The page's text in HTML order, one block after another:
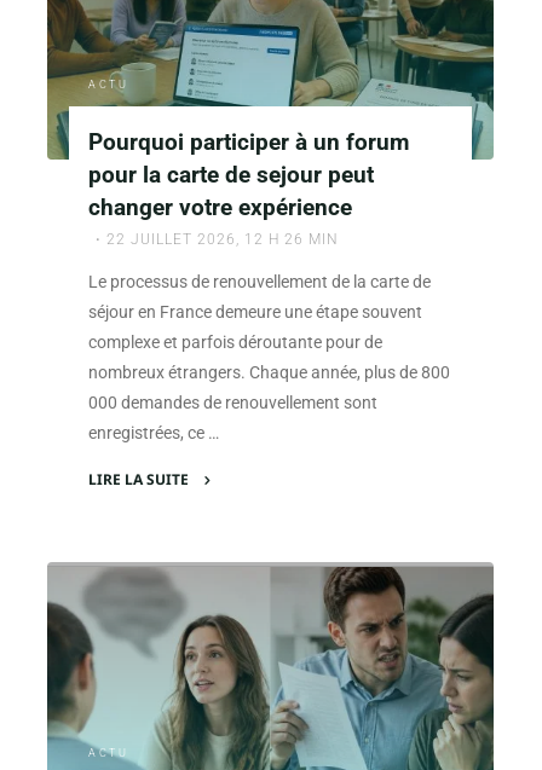
influencent
verdict"
ACTU
Pourquoi participer à un forum
pour la carte de sejour peut
changer votre expérience
22 JUILLET 2026, 12 H 26 MIN
Le processus de renouvellement de la carte de
séjour en France demeure une étape souvent
complexe et parfois déroutante pour de
nombreux étrangers. Chaque année, plus de 800
000 demandes de renouvellement sont
enregistrées, ce …
LIRE LA SUITE
à
forum
pour
la
carte
de
ACTU